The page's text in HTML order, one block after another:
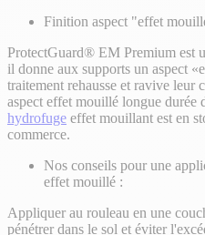
Finition aspect "effet
ProtectGuard® EM Premium est
il donne aux supports un aspect
traitement rehausse et ravive leur
aspect effet mouillé longue durée
hydrofuge effet mouillant est en
commerce.
Nos conseils pour une
effet mouillé :
Appliquer au rouleau en une
pénétrer dans le sol et éviter